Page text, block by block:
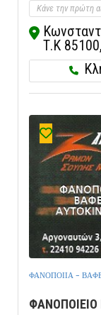
Κάνε την πρώτη
Τ.Κ
ΦΑΝΟΠΟΙΙΑ -